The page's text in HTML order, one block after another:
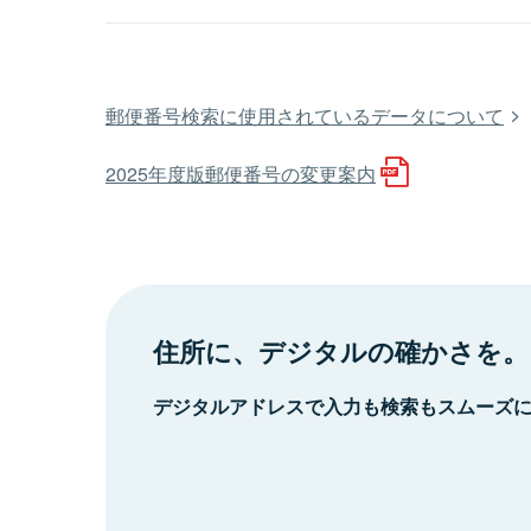
郵便番号検索に使用されているデータについて
2025年度版郵便番号の変更案内
住所に、デジタルの確かさを。
デジタルアドレスで入力も検索もスムーズ